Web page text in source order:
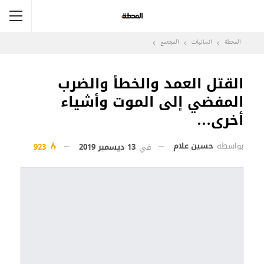
المحطة انسانيات المجتمع
القتل العمد والخطأ والضرب
المفضي إلى الموت وأشياء
أخرى…
بواسطة حسين علام في 13 ديسمبر 2019